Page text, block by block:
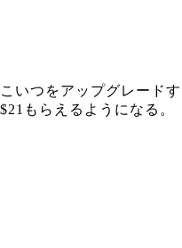
こいつをアップグレード
$21もらえるようになる。